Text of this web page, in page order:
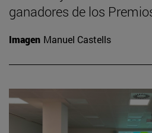
ganadores de los
Imagen Manuel Castells